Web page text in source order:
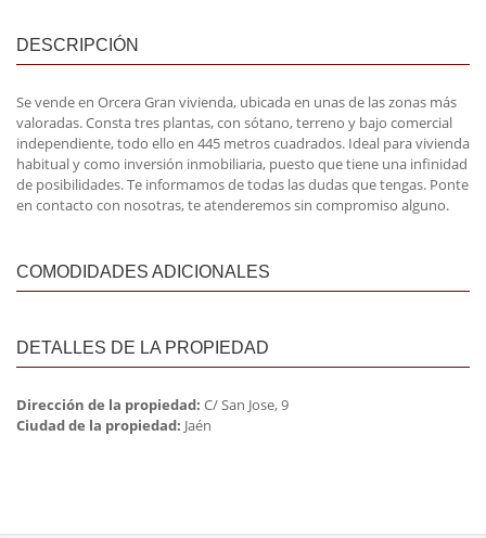
DESCRIPCIÓN
Se vende en Orcera Gran vivienda, ubicada en unas de las zonas más
valoradas. Consta tres plantas, con sótano, terreno y bajo comercial
independiente, todo ello en 445 metros cuadrados. Ideal para vivienda
habitual y como inversión inmobiliaria, puesto que tiene una infinidad
de posibilidades. Te informamos de todas las dudas que tengas. Ponte
en contacto con nosotras, te atenderemos sin compromiso alguno.
COMODIDADES ADICIONALES
DETALLES DE LA PROPIEDAD
Dirección de la propiedad: C/ San Jose, 9
Ciudad de la propiedad: Jaén